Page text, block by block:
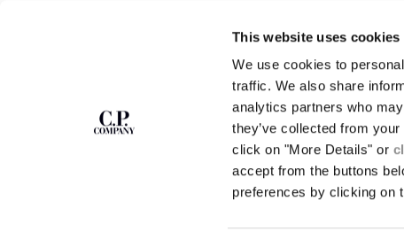
This website uses cookies
We use cookies to
traffic. We also share
analytics partners who
they’ve collected from
click on "More Details" or
accept from the buttons
preferences by clicking on
ANMELDEN
Sie Zugang zu exklusiven Inhalten, Vorschauen
und Sonderangeboten. Für Sie 10 % Rabatt auf
ABOUT
UNSERE
STÜCKFÄRBUNG
LEGENDÄRE
LINSEN-
KARRIERE
PROGRAMM FÜR